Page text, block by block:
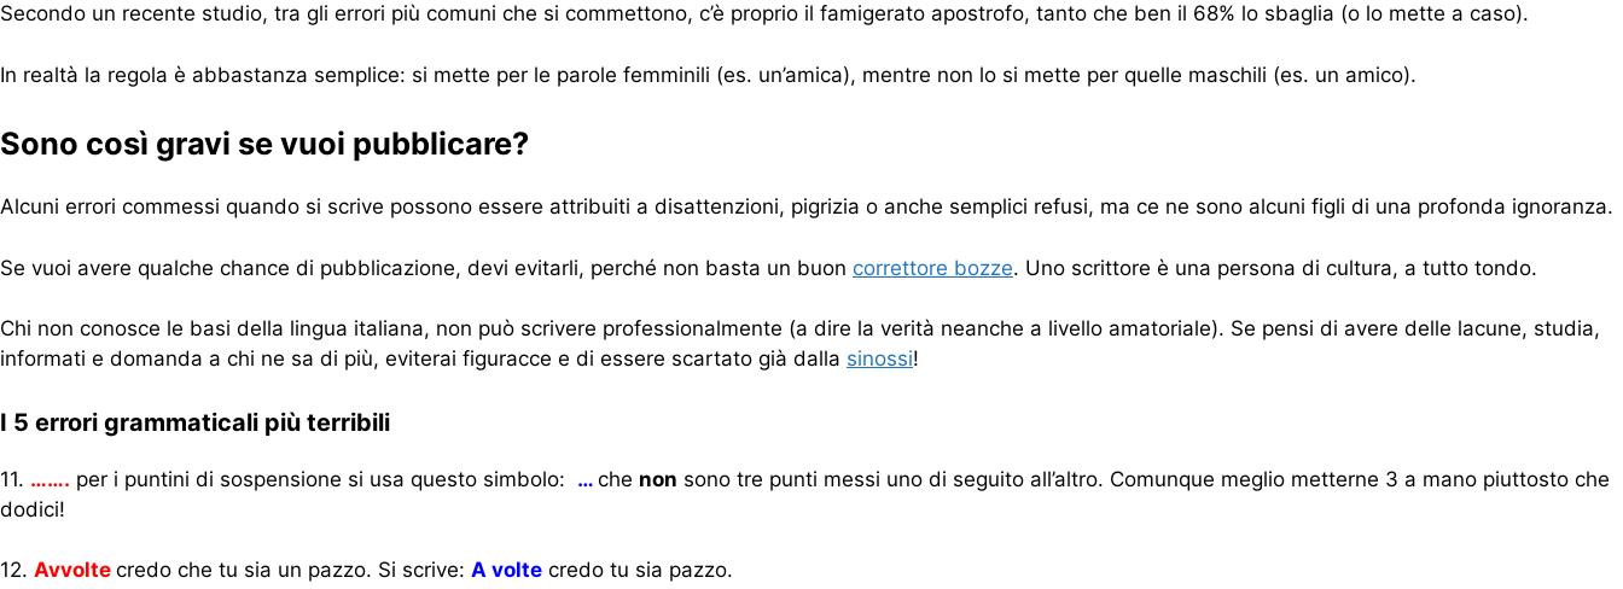
Secondo un recente studio, tra gli errori più comuni che si commettono, c’è proprio il famigerato apostrofo, tanto che ben il 68% lo sbaglia (o lo mette a caso).
In realtà la regola è abbastanza semplice: si mette per le parole femminili (es. un’amica), mentre non lo si mette per quelle maschili (es. un amico).
Sono così gravi se vuoi pubblicare?
Alcuni errori commessi quando si scrive possono essere attribuiti a disattenzioni, pigrizia o anche semplici refusi, ma ce ne sono alcuni figli di una profonda ignoranza.
Se vuoi avere qualche chance di pubblicazione, devi evitarli, perché non basta un buon correttore bozze. Uno scrittore è una persona di cultura, a tutto tondo.
Chi non conosce le basi della lingua italiana, non può scrivere professionalmente (a dire la verità neanche a livello amatoriale). Se pensi di avere delle lacune, studia,
informati e domanda a chi ne sa di più, eviterai figuracce e di essere scartato già dalla sinossi!
I 5 errori grammaticali più terribili
11. ……. per i puntini di sospensione si usa questo simbolo: … che non sono tre punti messi uno di seguito all’altro. Comunque meglio metterne 3 a mano piuttosto che
dodici!
12. Avvolte credo che tu sia un pazzo. Si scrive: A volte credo tu sia pazzo.